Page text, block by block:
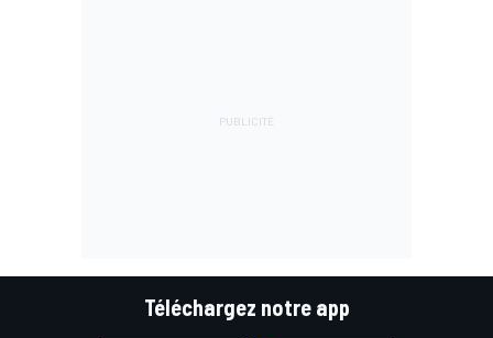
Téléchargez notre app